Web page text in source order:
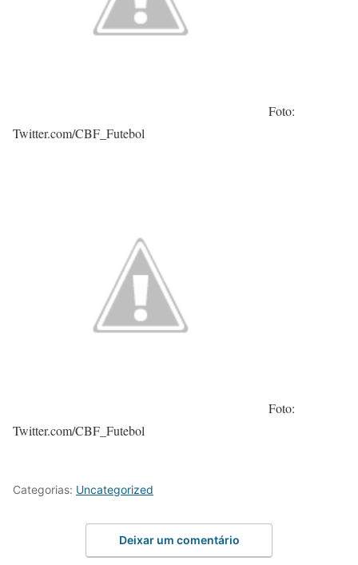
Foto:
Twitter.com/CBF_Futebol
Foto:
Twitter.com/CBF_Futebol
Categorias: Uncategorized
Deixar um comentário